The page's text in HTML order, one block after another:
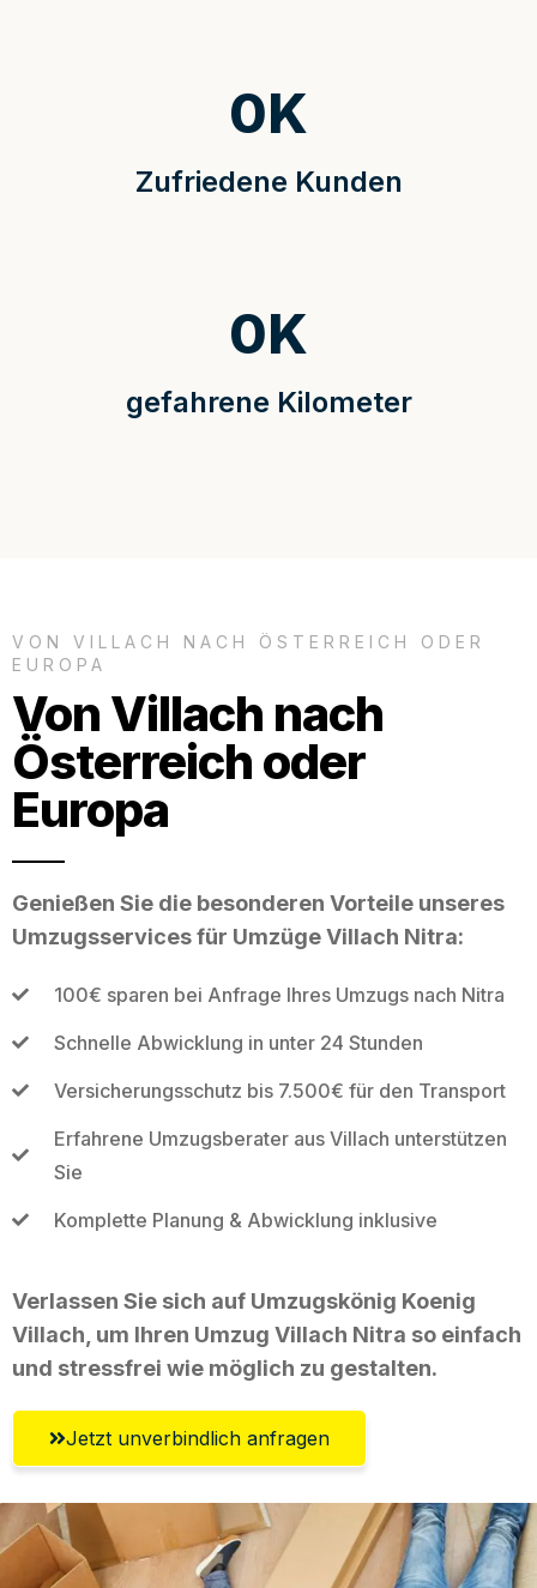
Zufriedene Kunden
0K
gefahrene Kilometer
0K
VON VILLACH NACH ÖSTERREICH ODER
EUROPA
Von Villach nach
Österreich oder
Europa
Genießen Sie die besonderen Vorteile unseres
Umzugsservices für Umzüge Villach Nitra:
100€ sparen bei Anfrage Ihres Umzugs nach Nitra
Schnelle Abwicklung in unter 24 Stunden
Versicherungsschutz bis 7.500€ für den Transport
Erfahrene Umzugsberater aus Villach unterstützen
Sie
Komplette Planung & Abwicklung inklusive
Verlassen Sie sich auf Umzugskönig Koenig
Villach, um Ihren Umzug Villach Nitra so einfach
und stressfrei wie möglich zu gestalten.
Jetzt unverbindlich anfragen